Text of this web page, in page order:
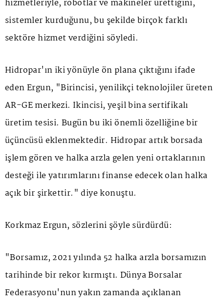
hizmetleriyle, robotlar ve makineler ürettiğini,
sistemler kurduğunu, bu şekilde birçok farklı
sektöre hizmet verdiğini söyledi.
Hidropar'ın iki yönüyle ön plana çıktığını ifade
eden Ergun, "Birincisi, yenilikçi teknolojiler üreten
AR-GE merkezi. İkincisi, yeşil bina sertifikalı
üretim tesisi. Bugün bu iki önemli özelliğine bir
üçüncüsü eklenmektedir. Hidropar artık borsada
işlem gören ve halka arzla gelen yeni ortaklarının
desteği ile yatırımlarını finanse edecek olan halka
açık bir şirkettir." diye konuştu.
Korkmaz Ergun, sözlerini şöyle sürdürdü:
"Borsamız, 2021 yılında 52 halka arzla borsamızın
tarihinde bir rekor kırmıştı. Dünya Borsalar
Federasyonu'nun yakın zamanda açıklanan